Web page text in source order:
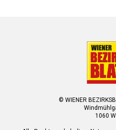
© WIENER
1060